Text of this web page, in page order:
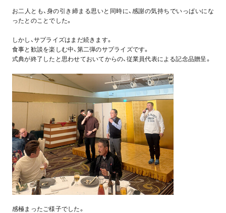
お二人とも、身の引き締まる思いと同時に、感謝の気持ちでいっぱいにな
ったとのことでした。
しかし、サプライズはまだ続きます。
食事と歓談を楽しむ中、第二弾のサプライズです。
式典が終了したと思わせておいてからの、従業員代表による記念品贈呈。
感極まったご様子でした。